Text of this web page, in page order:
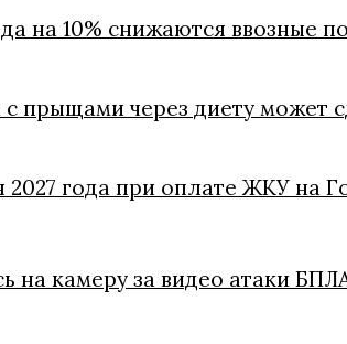
на 10% снижаются ввозные
прыщами через диету может
2027 года при оплате ЖКУ на
на камеру за видео атаки